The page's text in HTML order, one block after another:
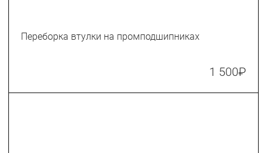
Переборка втулки на промподшипниках
1 500₽